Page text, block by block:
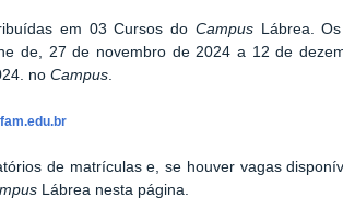
em 03 Cursos do Campus Lábrea. O
de, 27 de novembro de 2024 a 12 de
no Campus.
de matrículas e, se houver vagas
Lábrea nesta página.